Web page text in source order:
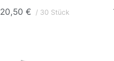
20,50 € 30 Stück